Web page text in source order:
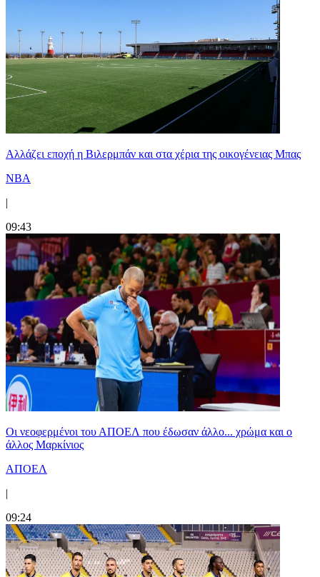
Aλλάζει εποχή η Βιλερμπάν και στα χέρια της οικογένειας Μπας
NBA
|
09:43
Οι νεοφερμένοι του ΑΠΟΕΛ που έδωσαν άλλο... χρώμα και ο
άλλος Μαρκίνιος
ΑΠΟΕΛ
|
09:24